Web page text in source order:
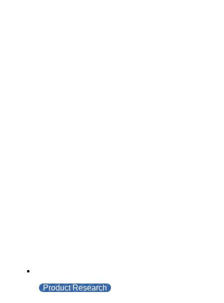
Product Research